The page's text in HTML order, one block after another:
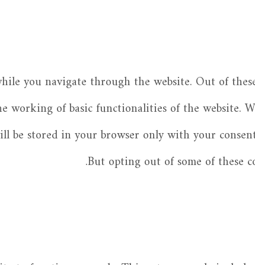
you navigate through the website. Out of
working of basic functionalities of the website.
be stored in your browser only with your
But opting out of some of these